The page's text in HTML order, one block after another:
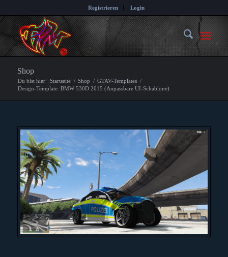
Registrieren Login
Shop
Du bist hier: Startseite / Shop / GTAV-Templates /
Design-Template: BMW 530D 2015 (Anpassbare UI-Schablone)